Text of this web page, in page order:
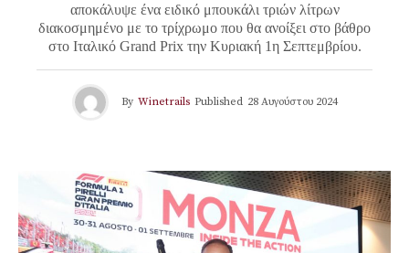
αποκάλυψε ένα ειδικό μπουκάλι τριών λίτρων
διακοσμημένο με το τρίχρωμο που θα ανοίξει στο βάθρο
στο Ιταλικό Grand Prix την Κυριακή 1η Σεπτεμβρίου.
By Winetrails Published 28 Αυγούστου 2024